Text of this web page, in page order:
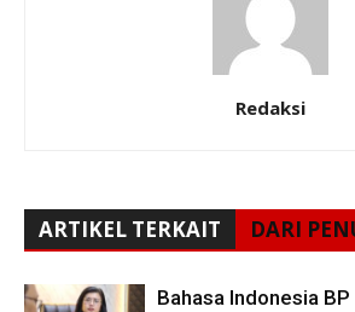
Redaksi
ARTIKEL TERKAIT DARI
Bahasa Indonesia